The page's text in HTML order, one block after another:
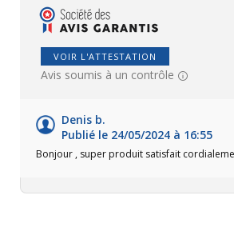
VOIR L'ATTESTATION
Avis soumis à un contrôle
Denis b.
Publié le 24/05/2024 à 16:55
Bonjour , super produit satisfait